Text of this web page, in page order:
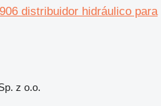
distribuidor hidráulico para
z o.o.